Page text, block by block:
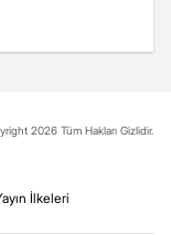
2026 Tüm Hakları Gizlidir.
İlkeleri